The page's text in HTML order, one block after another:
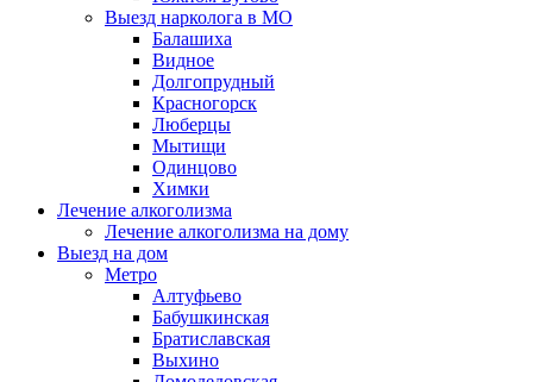
Выезд нарколога в МО
Балашиха
Видное
Долгопрудный
Красногорск
Люберцы
Мытищи
Одинцово
Химки
Лечение алкоголизма
Лечение алкоголизма на дому
Выезд на дом
Метро
Алтуфьево
Бабушкинская
Братиславская
Выхино